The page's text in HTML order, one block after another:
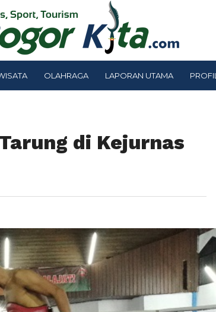
OLAHRAGA LAPORAN UTAMA PROFIL
di Kejurnas